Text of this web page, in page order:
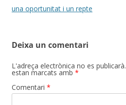
per
una oportunitat i un repte
Deixa un comentari
L'adreça electrònica no es publicarà.
estan marcats amb *
Comentari *